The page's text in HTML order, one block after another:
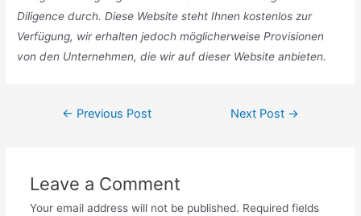
Diligence durch. Diese Website steht Ihnen kostenlos zur
Verfügung, wir erhalten jedoch möglicherweise Provisionen
von den Unternehmen, die wir auf dieser Website anbieten.
Post← Previous Post Next Post →
Leave a Comment
Your email address will not be published. Required fields